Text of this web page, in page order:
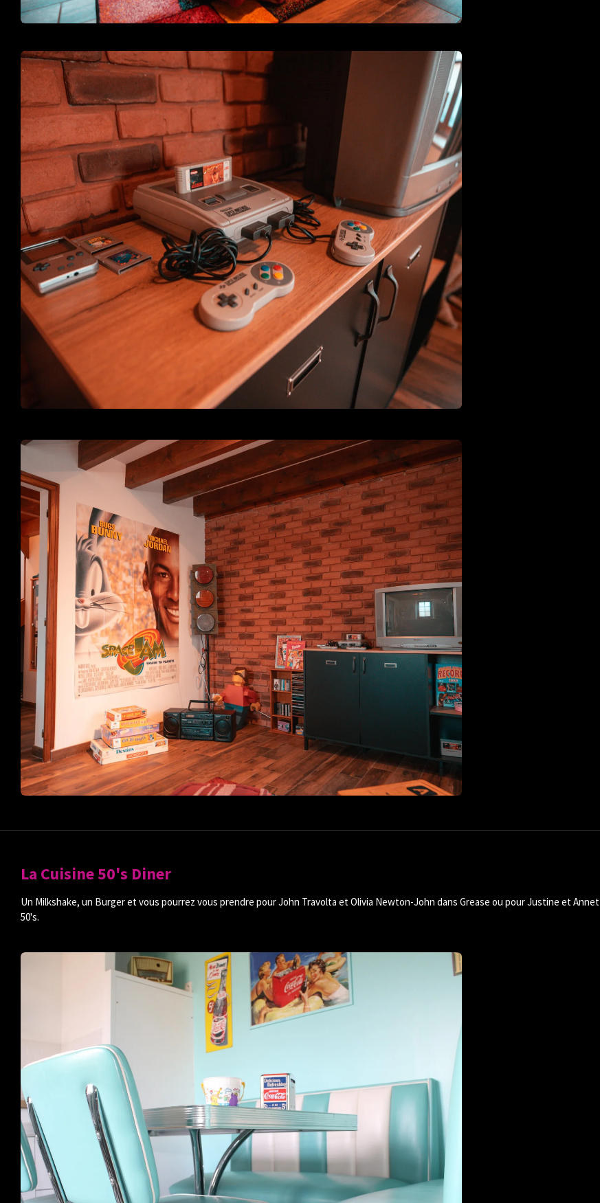
La Cuisine 50's Diner
Un Milkshake, un Burger et vous pourrez vous prendre pour John Travolta et Olivia Newton-John dans Grease ou pour Justine et
50's.